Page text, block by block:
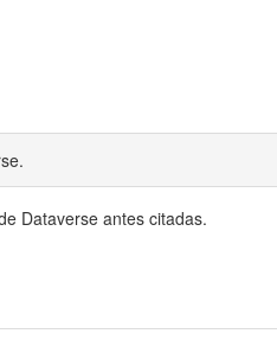
Dataverse antes citadas.